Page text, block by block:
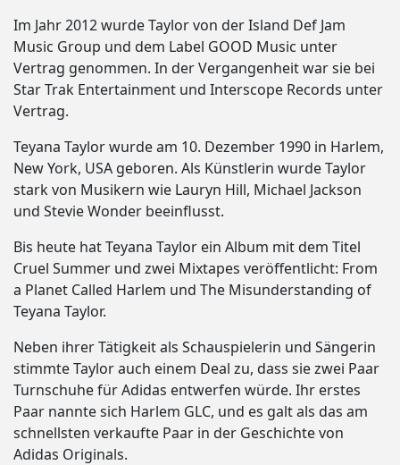
Im Jahr 2012 wurde Taylor von der Island Def Jam
Music Group und dem Label GOOD Music unter
Vertrag genommen. In der Vergangenheit war sie bei
Star Trak Entertainment und Interscope Records unter
Vertrag.
Teyana Taylor wurde am 10. Dezember 1990 in Harlem,
New York, USA geboren. Als Künstlerin wurde Taylor
stark von Musikern wie Lauryn Hill, Michael Jackson
und Stevie Wonder beeinflusst.
Bis heute hat Teyana Taylor ein Album mit dem Titel
Cruel Summer und zwei Mixtapes veröffentlicht: From
a Planet Called Harlem und The Misunderstanding of
Teyana Taylor.
Neben ihrer Tätigkeit als Schauspielerin und Sängerin
stimmte Taylor auch einem Deal zu, dass sie zwei Paar
Turnschuhe für Adidas entwerfen würde. Ihr erstes
Paar nannte sich Harlem GLC, und es galt als das am
schnellsten verkaufte Paar in der Geschichte von
Adidas Originals.